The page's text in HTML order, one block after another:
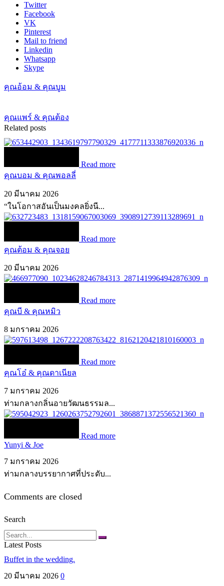
Twitter
Facebook
VK
Pinterest
Mail to friend
Linkedin
Whatsapp
Skype
คุณอ้อม & คุณบูม
คุณแพร์ & คุณต้อง
Related posts
Read more
คุณบอม & คุณพอลลี่
20 มีนาคม 2026
“ในโอกาสอันเป็นมงคลยิ่งนี...
Read more
คุณต้อม & คุณจอย
20 มีนาคม 2026
Read more
คุณบี & คุณหมิว
8 มกราคม 2026
Read more
คุณโอ๋ & คุณดาเนียล
7 มกราคม 2026
ท่ามกลางกลิ่นอายวัฒนธรรมล...
Read more
Yunyi & Joe
7 มกราคม 2026
ท่ามกลางบรรยากาศที่ประดับ...
Comments are closed
Search
Search
Latest Posts
Buffet in the wedding.
20 มีนาคม 2026 0